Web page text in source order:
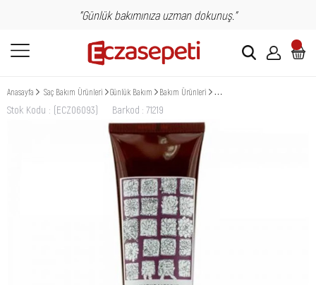
"Günlük bakımınıza uzman dokunuş."
Anasayfa Saç Bakım Ürünleri Günlük Bakım Bakım Ürünleri Davines Replumping Conditioner
Stok Kodu (ECZ06093) Barkod : 71219